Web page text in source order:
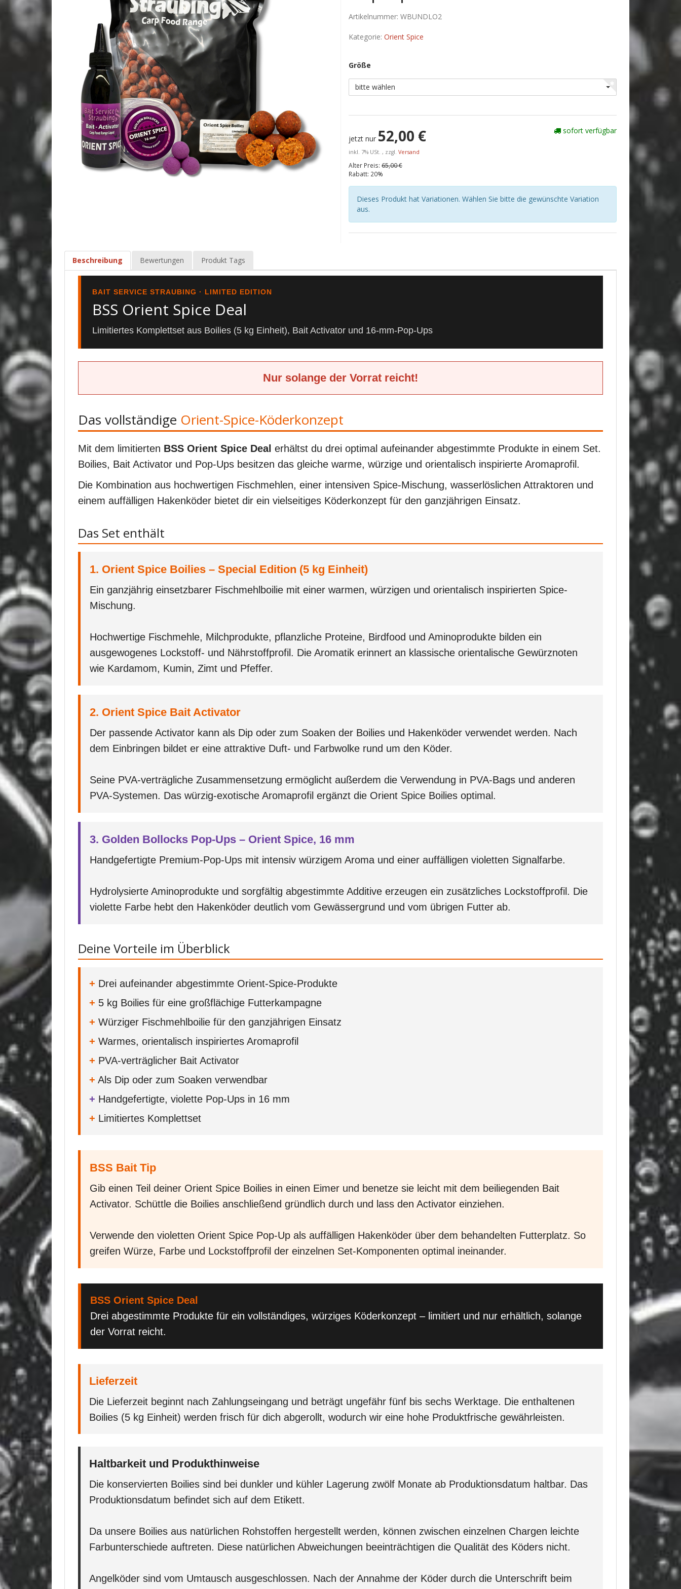
Artikelnummer: WBUNDLO2
Kategorie: Orient Spice
Größe
bitte wählen
jetzt nur 52,00 €
inkl. 7% USt. , zzgl. Versand
Alter Preis: 65,00 €
Rabatt: 20%
sofort verfügbar
Dieses Produkt hat Variationen. Wählen Sie bitte die gewünschte Variation
aus.
Beschreibung Bewertungen Produkt Tags
BAIT SERVICE STRAUBING · LIMITED EDITION
BSS Orient Spice Deal
Limitiertes Komplettset aus Boilies (5 kg Einheit), Bait Activator und 16-mm-Pop-Ups
Nur solange der Vorrat reicht!
Das vollständige Orient-Spice-Köderkonzept
Mit dem limitierten BSS Orient Spice Deal erhältst du drei optimal aufeinander abgestimmte Produkte in einem Set.
Boilies, Bait Activator und Pop-Ups besitzen das gleiche warme, würzige und orientalisch inspirierte Aromaprofil.
Die Kombination aus hochwertigen Fischmehlen, einer intensiven Spice-Mischung, wasserlöslichen Attraktoren und
einem auffälligen Hakenköder bietet dir ein vielseitiges Köderkonzept für den ganzjährigen Einsatz.
Das Set enthält
1. Orient Spice Boilies – Special Edition (5 kg Einheit)
Ein ganzjährig einsetzbarer Fischmehlboilie mit einer warmen, würzigen und orientalisch inspirierten Spice-
Mischung.
Hochwertige Fischmehle, Milchprodukte, pflanzliche Proteine, Birdfood und Aminoprodukte bilden ein
ausgewogenes Lockstoff- und Nährstoffprofil. Die Aromatik erinnert an klassische orientalische Gewürznoten
wie Kardamom, Kumin, Zimt und Pfeffer.
2. Orient Spice Bait Activator
Der passende Activator kann als Dip oder zum Soaken der Boilies und Hakenköder verwendet werden. Nach
dem Einbringen bildet er eine attraktive Duft- und Farbwolke rund um den Köder.
Seine PVA-verträgliche Zusammensetzung ermöglicht außerdem die Verwendung in PVA-Bags und anderen
PVA-Systemen. Das würzig-exotische Aromaprofil ergänzt die Orient Spice Boilies optimal.
3. Golden Bollocks Pop-Ups – Orient Spice, 16 mm
Handgefertigte Premium-Pop-Ups mit intensiv würzigem Aroma und einer auffälligen violetten Signalfarbe.
Hydrolysierte Aminoprodukte und sorgfältig abgestimmte Additive erzeugen ein zusätzliches Lockstoffprofil. Die
violette Farbe hebt den Hakenköder deutlich vom Gewässergrund und vom übrigen Futter ab.
Deine Vorteile im Überblick
+ Drei aufeinander abgestimmte Orient-Spice-Produkte
+ 5 kg Boilies für eine großflächige Futterkampagne
+ Würziger Fischmehlboilie für den ganzjährigen Einsatz
+ Warmes, orientalisch inspiriertes Aromaprofil
+ PVA-verträglicher Bait Activator
+ Als Dip oder zum Soaken verwendbar
+ Handgefertigte, violette Pop-Ups in 16 mm
+ Limitiertes Komplettset
BSS Bait Tip
Gib einen Teil deiner Orient Spice Boilies in einen Eimer und benetze sie leicht mit dem beiliegenden Bait
Activator. Schüttle die Boilies anschließend gründlich durch und lass den Activator einziehen.
Verwende den violetten Orient Spice Pop-Up als auffälligen Hakenköder über dem behandelten Futterplatz. So
greifen Würze, Farbe und Lockstoffprofil der einzelnen Set-Komponenten optimal ineinander.
BSS Orient Spice Deal
Drei abgestimmte Produkte für ein vollständiges, würziges Köderkonzept – limitiert und nur erhältlich, solange
der Vorrat reicht.
Lieferzeit
Die Lieferzeit beginnt nach Zahlungseingang und beträgt ungefähr fünf bis sechs Werktage. Die enthaltenen
Boilies (5 kg Einheit) werden frisch für dich abgerollt, wodurch wir eine hohe Produktfrische gewährleisten.
Haltbarkeit und Produkthinweise
Die konservierten Boilies sind bei dunkler und kühler Lagerung zwölf Monate ab Produktionsdatum haltbar. Das
Produktionsdatum befindet sich auf dem Etikett.
Da unsere Boilies aus natürlichen Rohstoffen hergestellt werden, können zwischen einzelnen Chargen leichte
Farbunterschiede auftreten. Diese natürlichen Abweichungen beeinträchtigen die Qualität des Köders nicht.
Angelköder sind vom Umtausch ausgeschlossen. Nach der Annahme der Köder durch die Unterschrift beim